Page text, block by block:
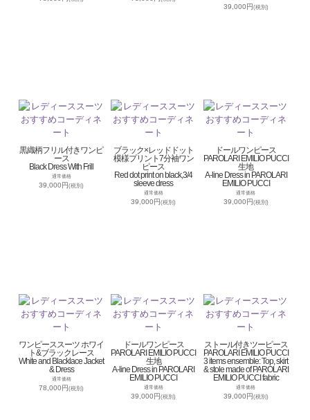
39,000円(税別)
黒織柄フリル付きワンピ
ース
Black Dress With Frill
通常価格
39,000円(税別)
ブラック×レッドドット
模様プリント7分袖ワン
ピース
Red dot print on black,3/4
sleeve dress
通常価格
39,000円(税別)
ドールワンピース
PAROLARI EMILIO PUCCI
生地
A-line Dress in PAROLARI
EMILIO PUCCI
通常価格
39,000円(税別)
ワンピーススーツ ホワイ
ト&ブラックレース
White and Blacklace Jacket
& Dress
通常価格
78,000円(税別)
ドールワンピース
PAROLARI EMILIO PUCCI
生地
A-line Dress in PAROLARI
EMILIO PUCCI
通常価格
39,000円(税別)
ストール付きツーピース
PAROLARI EMILIO PUCCI
3 items ensemble: Top, skirt
& stole made of PAROLARI
EMILIO PUCCI fabric
通常価格
39,000円(税別)